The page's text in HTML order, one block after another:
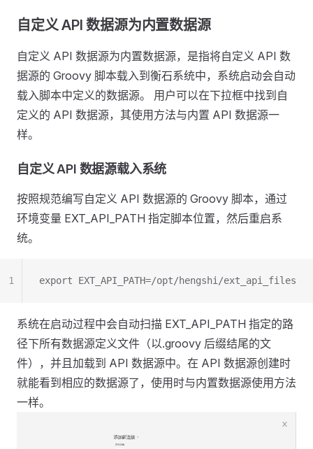
自定义 API 数据源为内置数据源
自定义 API 数据源为内置数据源，是指将自定义 API 数
据源的 Groovy 脚本载入到衡石系统中，系统启动会自动
载入脚本中定义的数据源。 用户可以在下拉框中找到自
定义的 API 数据源，其使用方法与内置 API 数据源一
样。
自定义 API 数据源载入系统
按照规范编写自定义 API 数据源的 Groovy 脚本，通过
环境变量 EXT_API_PATH 指定脚本位置，然后重启系
统。
export EXT_API_PATH=/opt/hengshi/ext_api_files
1
系统在启动过程中会自动扫描 EXT_API_PATH 指定的路
径下所有数据源定义文件（以.groovy 后缀结尾的文
件），并且加载到 API 数据源中。在 API 数据源创建时
就能看到相应的数据源了，使用时与内置数据源使用方法
一样。